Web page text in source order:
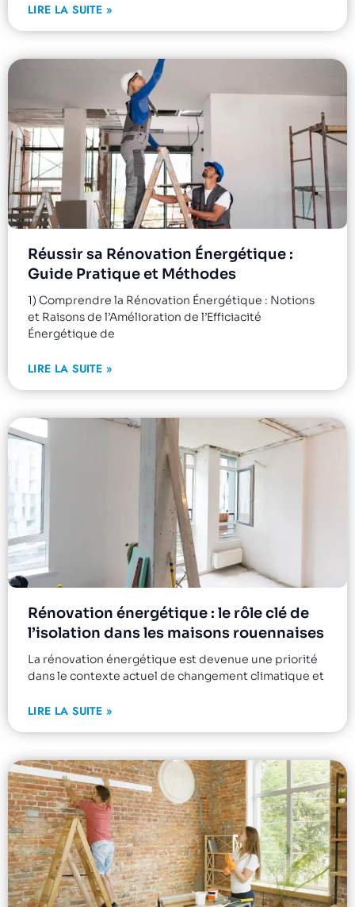
LIRE LA SUITE »
Réussir sa Rénovation Énergétique :
Guide Pratique et Méthodes
1) Comprendre la Rénovation Énergétique : Notions
et Raisons de l’Amélioration de l’Efficiacité
Énergétique de
LIRE LA SUITE »
Rénovation énergétique : le rôle clé de
l’isolation dans les maisons rouennaises
La rénovation énergétique est devenue une priorité
dans le contexte actuel de changement climatique et
LIRE LA SUITE »